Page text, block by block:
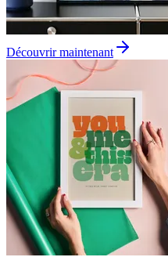
Découvrir maintenant